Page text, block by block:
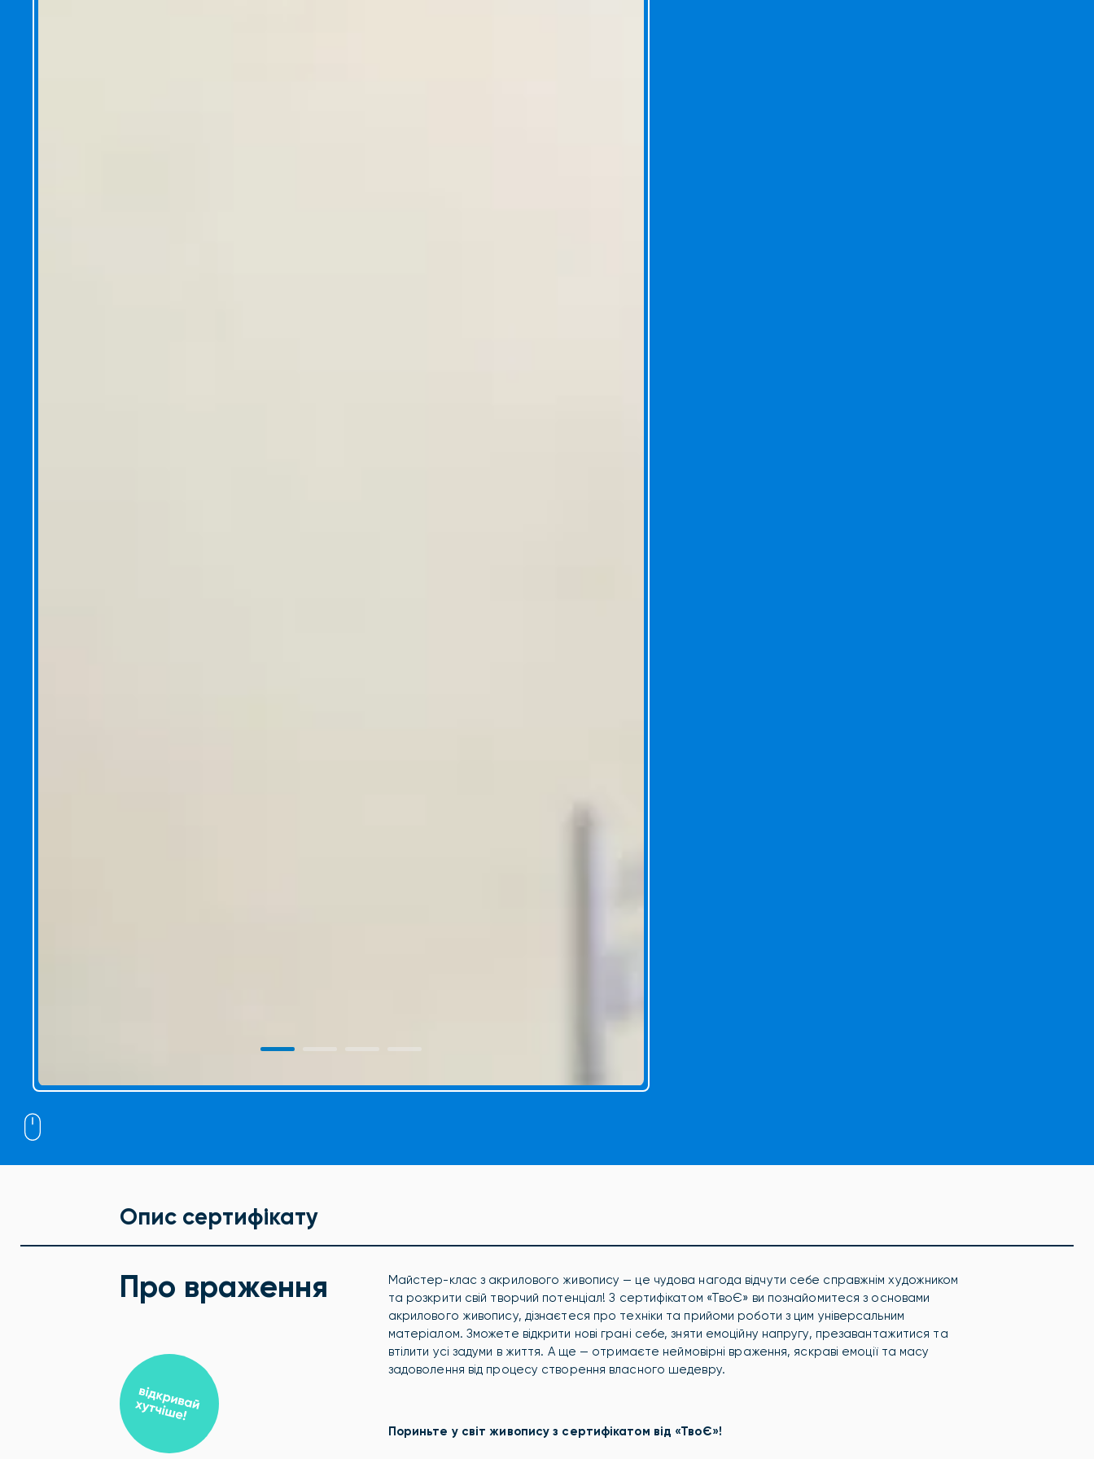
Опис сертифікату
Про враження
Майстер-клас з акрилового живопису — це чудова нагода відчути себе справжнім художником
та розкрити свій творчий потенціал! З сертифікатом «ТвоЄ» ви познайомитеся з основами
акрилового живопису, дізнаєтеся про техніки та прийоми роботи з цим універсальним
матеріалом. Зможете відкрити нові грані себе, зняти емоційну напругу, презавантажитися та
втілити усі задуми в життя. А ще — отримаєте неймовірні враження, яскраві емоції та масу
задоволення від процесу створення власного шедевру.
Пориньте у світ живопису з сертифікатом від «ТвоЄ»!